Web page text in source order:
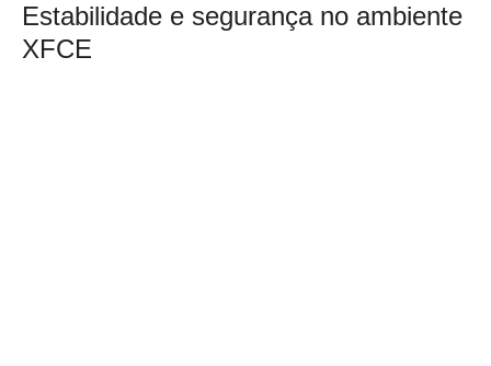
Estabilidade e segurança no ambiente
XFCE